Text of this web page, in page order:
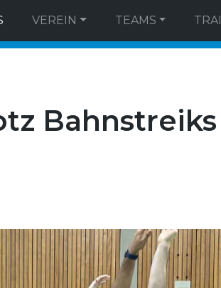
VEREIN TEAMS